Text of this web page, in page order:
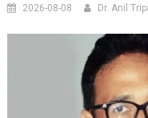
2026-08-08 Dr. Anil